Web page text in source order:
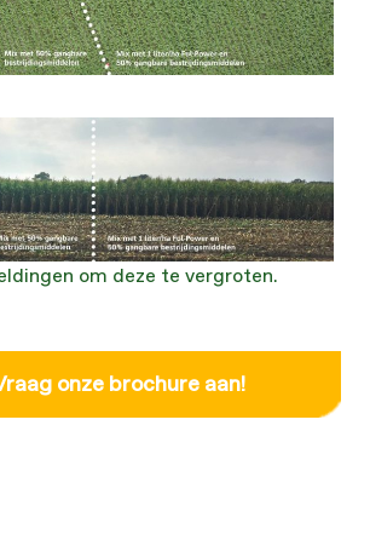
om deze te vergroten.
onze brochure aan!